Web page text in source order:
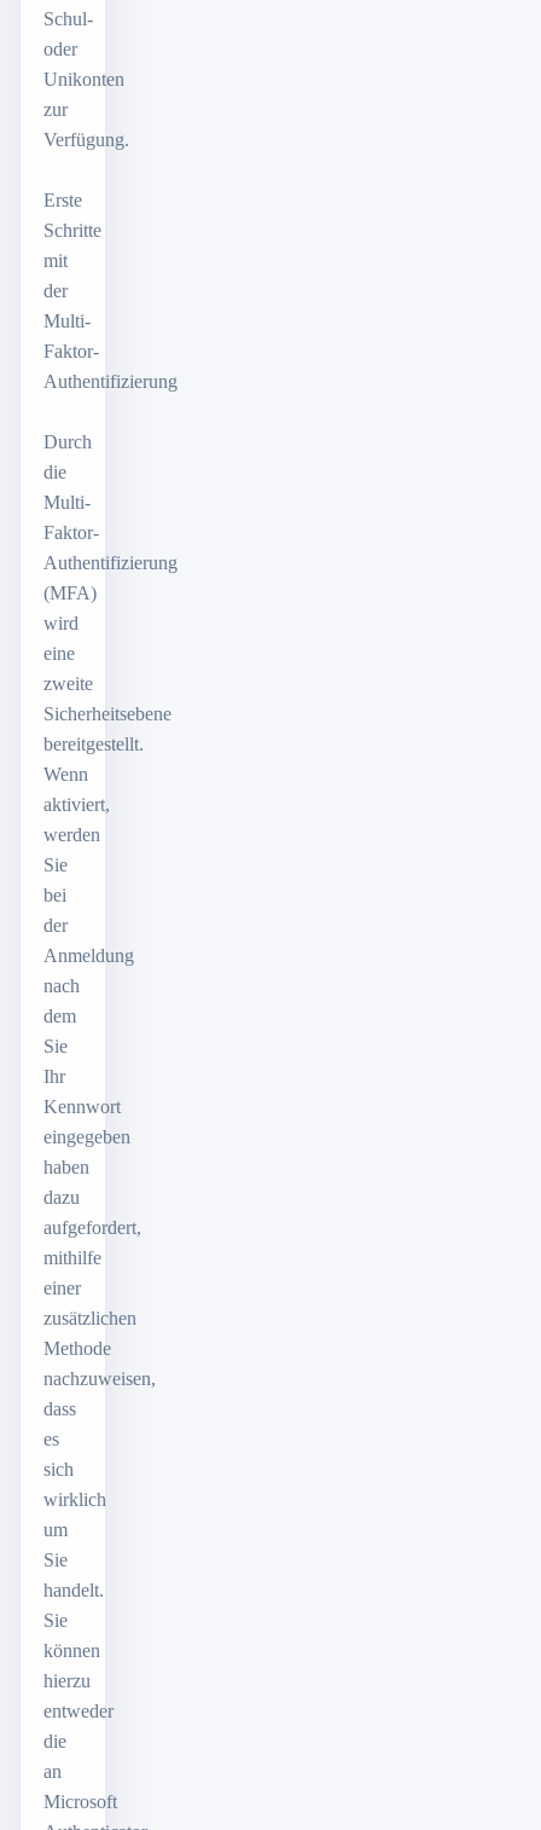
Schul-
oder
Unikonten
zur
Verfügung.
Erste
Schritte
mit
der
Multi-
Faktor-
Authentifizierung
Durch
die
Multi-
Faktor-
Authentifizierung
(MFA)
wird
eine
zweite
Sicherheitsebene
bereitgestellt.
Wenn
aktiviert,
werden
Sie
bei
der
Anmeldung
nach
dem
Sie
Ihr
Kennwort
eingegeben
haben
dazu
aufgefordert,
mithilfe
einer
zusätzlichen
Methode
nachzuweisen,
dass
es
sich
wirklich
um
Sie
handelt.
Sie
können
hierzu
entweder
die
an
Microsoft